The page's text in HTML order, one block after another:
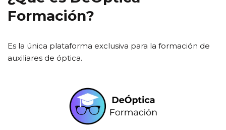
Formación?
Es la única plataforma exclusiva para la formación de
auxiliares de óptica.